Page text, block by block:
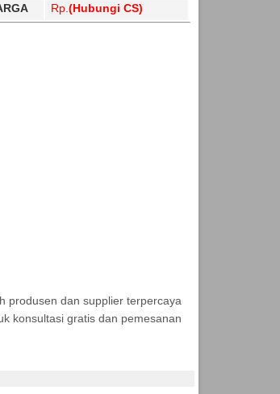
Rp. (Hubungi CS)
produsen dan supplier terpercaya
konsultasi gratis dan pemesanan